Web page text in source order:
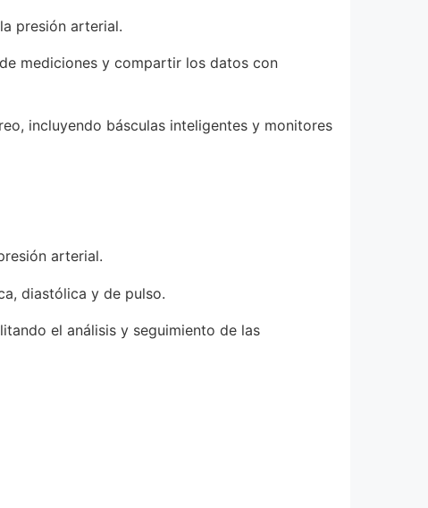
presión arterial.
mediciones y compartir los datos con
incluyendo básculas inteligentes y monitores
arterial.
diastólica y de pulso.
el análisis y seguimiento de las